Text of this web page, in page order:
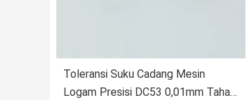
Toleransi Suku Cadang Mesin
Logam Presisi DC53 0,01mm Tahan